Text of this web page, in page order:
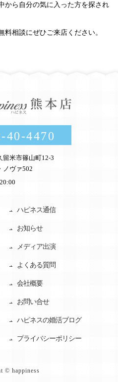
から自分の気に入った方を探され
相談にぜひご来店ください。
40-4470
留米市篠山町12-3
ノヴァ502
ハピネス通信
お知らせ
メディア出演
よくある質問
会社概要
お問い合せ
ハピネスの婚活ブログ
プライバシーポリシー
© happiness